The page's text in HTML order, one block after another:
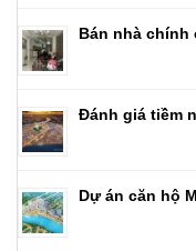
Bán nhà chính
Đánh giá tiềm
Dự án căn hộ